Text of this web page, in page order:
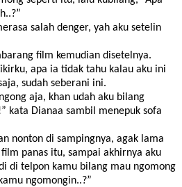
salah denger, yah aku setelin
film kemudian disetelnya.
apa ia tidak tahu kalau aku ini
sudah seberani ini.
aja, khan udah aku bilang
kata Dianaa sambil menepuk sofa
nonton di sampingnya, agak lama
panas itu, sampai akhirnya aku
di telpon kamu bilang mau ngomong
ngomongin..?”